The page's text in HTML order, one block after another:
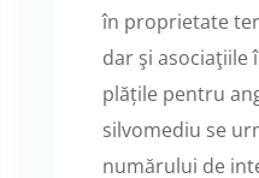
în proprietate
dar şi asociaţiile
plățile pentru
silvomediu se
numărului de